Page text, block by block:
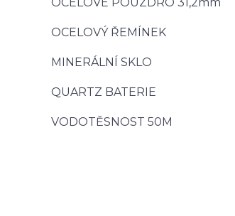
OCELOVÝ ŘEMÍNEK
MINERÁLNÍ SKLO
QUARTZ BATERIE
VODOTĚSNOST 50M